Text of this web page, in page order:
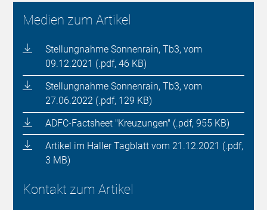
Medien zum Artikel
Stellungnahme Sonnenrain, Tb3, vom
09.12.2021 (.pdf, 46 KB)
Stellungnahme Sonnenrain, Tb3, vom
27.06.2022 (.pdf, 129 KB)
ADFC-Factsheet "Kreuzungen" (.pdf, 955 KB)
Artikel im Haller Tagblatt vom 21.12.2021 (.pdf,
3 MB)
Kontakt zum Artikel